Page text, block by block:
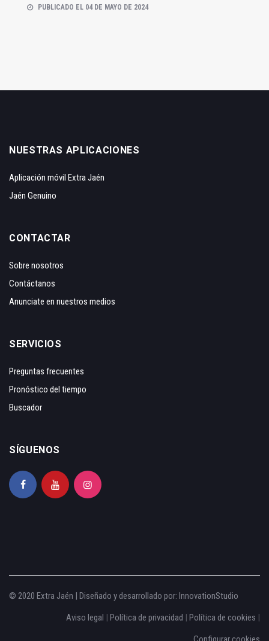
PUBLICADO EL 04 DE MAYO DE 2024
NUESTRAS APLICACIONES
Aplicación móvil Extra Jaén
Jaén Genuino
CONTACTAR
Sobre nosotros
Contáctanos
Anunciate en nuestros medios
SERVICIOS
Preguntas frecuentes
Pronóstico del tiempo
Buscador
SÍGUENOS
© 2020 Extra Jaén | Diseñado y desarrollado por: InnovationStudio
Aviso legal | Política de privacidad | Política de cookies |